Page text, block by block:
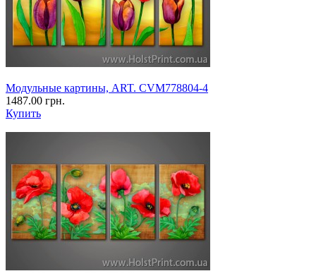
Модульные картины, ART. CVM778804-4
1487.00 грн.
Купить